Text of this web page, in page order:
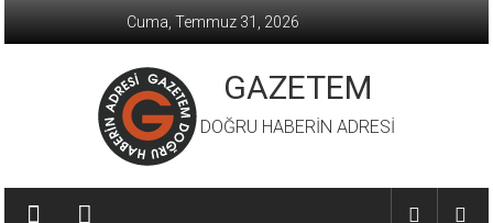
Cuma, Temmuz 31, 2026
GAZETEM
DOĞRU HABERİN ADRESİ